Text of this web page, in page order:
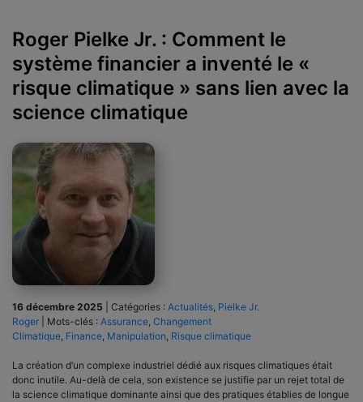
Roger Pielke Jr. : Comment le
système financier a inventé le «
risque climatique » sans lien avec la
science climatique
16 décembre 2025 Catégories : Actualités, Pielke Jr.
Roger
Mots-clés : Assurance, Changement
Climatique, Finance, Manipulation, Risque climatique
La création d’un complexe industriel dédié aux risques climatiques était
donc inutile. Au-delà de cela, son existence se justifie par un rejet total de
la science climatique dominante ainsi que des pratiques établies de longue